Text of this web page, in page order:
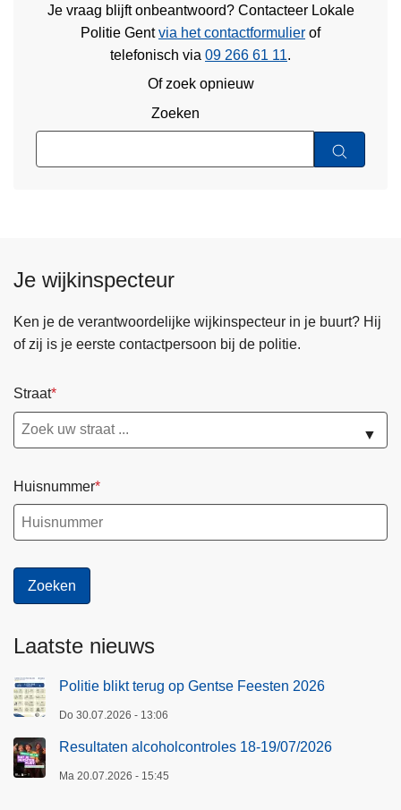
Je vraag blijft onbeantwoord? Contacteer Lokale
Politie Gentvia het contactformulier of
telefonisch via 09 266 61 11.
Of zoek opnieuw
Zoeken
Je wijkinspecteur
Ken je de verantwoordelijke wijkinspecteur in je buurt? Hij
of zij is je eerste contactpersoon bij de politie.
Straat
▼
Huisnummer
Laatste nieuws
Politie blikt terug op Gentse Feesten 2026
Do 30.07.2026 - 13:06
Resultaten alcoholcontroles 18-19/07/2026
Ma 20.07.2026 - 15:45